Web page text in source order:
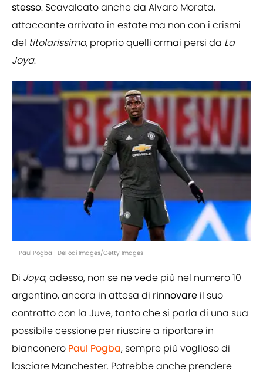
stesso. Scavalcato anche da Alvaro Morata,
attaccante arrivato in estate ma non con i crismi
del titolarissimo, proprio quelli ormai persi da La
Joya.
Paul Pogba | DeFodi Images/Getty Images
Di Joya, adesso, non se ne vede più nel numero 10
argentino, ancora in attesa di rinnovare il suo
contratto con la Juve, tanto che si parla di una sua
possibile cessione per riuscire a riportare in
bianconero Paul Pogba, sempre più voglioso di
lasciare Manchester. Potrebbe anche prendere